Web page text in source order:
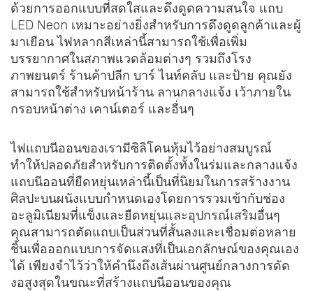
ด้วยการออกแบบที่สดใสและดึงดูดความสนใจ แถบ
LED Neon เหมาะอย่างยิ่งสำหรับการดึงดูดลูกค้าและผู้
มาเยือน ไฟหลากสีเหล่านี้สามารถใช้เพื่อเพิ่ม
บรรยากาศในสภาพแวดล้อมต่างๆ รวมถึงโรง
ภาพยนตร์ ร้านค้าปลีก บาร์ ไนท์คลับ และป้าย คุณยัง
สามารถใช้สำหรับหน้าร้าน ลานกลางแจ้ง เว้าภายใน
กรอบหน้าต่าง เคาน์เตอร์ และอื่นๆ
ไฟแถบนีออนของเรามีซิลิโคนหุ้มไว้อย่างสมบูรณ์
ทำให้ปลอดภัยสำหรับการติดตั้งทั้งในร่มและกลางแจ้ง
แถบนีออนที่ยืดหยุ่นเหล่านี้เป็นที่นิยมในการสร้างงาน
ศิลปะบนผนังแบบกำหนดเองโดยการรวมเข้ากับช่อง
อะลูมิเนียมที่แข็งและยืดหยุ่นและอุปกรณ์เสริมอื่นๆ
คุณสามารถตัดแถบเป็นส่วนที่สั้นลงและเชื่อมต่อหลาย
ชิ้นเพื่อออกแบบการจัดแสงที่เป็นเอกลักษณ์ของคุณเอง
ได้ เพียงจำไว้ว่าให้คำนึงถึงเส้นผ่านศูนย์กลางการดัด
งอสูงสุดในขณะที่สร้างแถบนีออนของคุณ